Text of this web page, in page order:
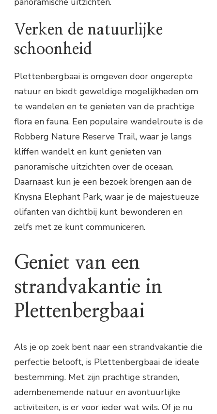
Verken de natuurlijke
schoonheid
Plettenbergbaai is omgeven door ongerepte
natuur en biedt geweldige mogelijkheden om
te wandelen en te genieten van de prachtige
flora en fauna. Een populaire wandelroute is de
Robberg Nature Reserve Trail, waar je langs
kliffen wandelt en kunt genieten van
panoramische uitzichten over de oceaan.
Daarnaast kun je een bezoek brengen aan de
Knysna Elephant Park, waar je de majestueuze
olifanten van dichtbij kunt bewonderen en
zelfs met ze kunt communiceren.
Geniet van een
strandvakantie in
Plettenbergbaai
Als je op zoek bent naar een strandvakantie die
perfectie belooft, is Plettenbergbaai de ideale
bestemming. Met zijn prachtige stranden,
adembenemende natuur en avontuurlijke
activiteiten, is er voor ieder wat wils. Of je nu